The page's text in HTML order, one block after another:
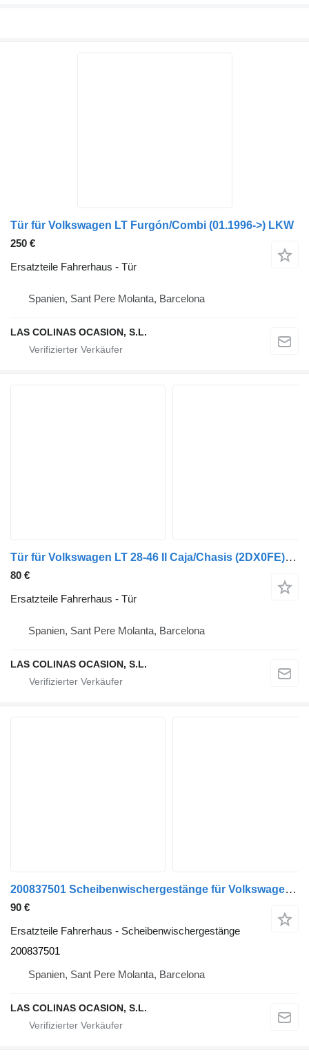
Tür für Volkswagen LT Furgón/Combi (01.1996->) LKW
250 €
Ersatzteile Fahrerhaus - Tür
Spanien, Sant Pere Molanta, Barcelona
LAS COLINAS OCASION, S.L.
Tür für Volkswagen LT 28-46 II Caja/Chasis (2DX0FE) LKW
80 €
Ersatzteile Fahrerhaus - Tür
Spanien, Sant Pere Molanta, Barcelona
LAS COLINAS OCASION, S.L.
200837501 Scheibenwischergestänge für Volkswagen LT 28-46 II Caja/Chasis (2DX0FE) LKW
90 €
Ersatzteile Fahrerhaus - Scheibenwischergestänge
200837501
Spanien, Sant Pere Molanta, Barcelona
LAS COLINAS OCASION, S.L.